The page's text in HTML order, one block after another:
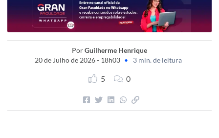
PorGuilherme Henrique
20 de Julho de 2026 - 18h03 • 3 min. de leitura
5 0